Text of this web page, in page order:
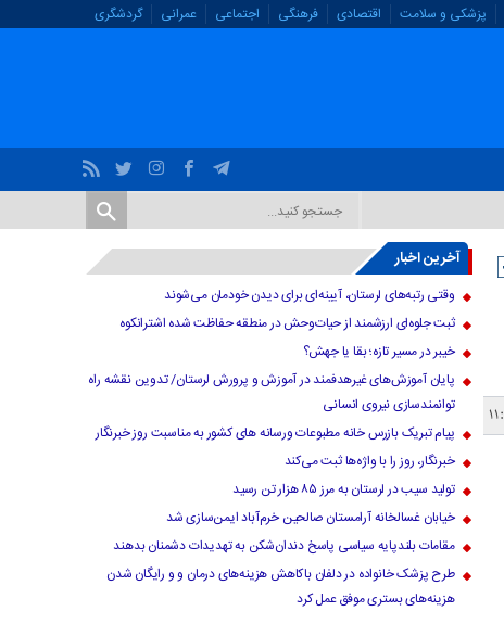
پزشکی و سلامت اقتصادی فرهنگی اجتماعی عمرانی گردشگری
آخرین اخبار
وقتی رتبه‌های لرستان، آیینه‌ای برای دیدن خودمان می‌شوند
ثبت جلوه‌ای ارزشمند از حیات‌وحش در منطقه حفاظت شده اشترانکوه
خیبر در مسیر تازه؛ بقا یا جهش؟
پایان آموزش‌های غیرهدفمند در آموزش و پرورش لرستان/ تدوین نقشه راه
توانمندسازی نیروی انسانی
پیام تبریک بازرس خانه مطبوعات ورسانه های کشور به مناسبت روز خبرنگار
خبرنگار، روز را با واژه‌ها ثبت می‌کند
تولید سیب در لرستان به مرز ۸۵ هزار تن رسید
خیابان غسالخانه آرامستان صالحین خرم‌آباد ایمن‌سازی شد
مقامات بلندپایه سیاسی پاسخ دندان‌شکن به تهدیدات دشمنان بدهند
طرح پزشک خانواده در دلفان باکاهش هزینه‌های درمان و و رایگان شدن
هزینه‌های بستری موفق عمل کرد